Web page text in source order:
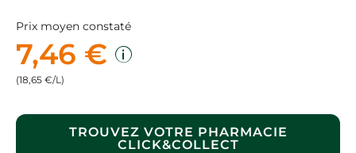
Prix moyen constaté
7,46 €
(18,65 €/L)
TROUVEZ VOTRE PHARMACIE
CLICK&COLLECT